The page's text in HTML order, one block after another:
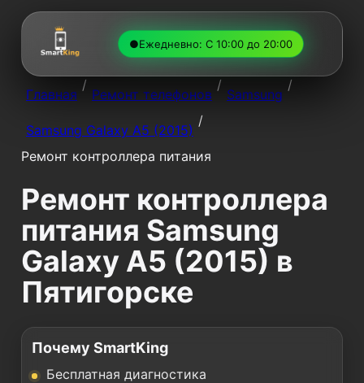
●Ежедневно: С 10:00 до 20:00
Главная
/
Ремонт телефонов
/
Samsung
/
Samsung Galaxy A5 (2015)
/
Ремонт контроллера питания
Ремонт контроллера
питания Samsung
Galaxy A5 (2015) в
Пятигорске
Почему SmartKing
Бесплатная диагностика